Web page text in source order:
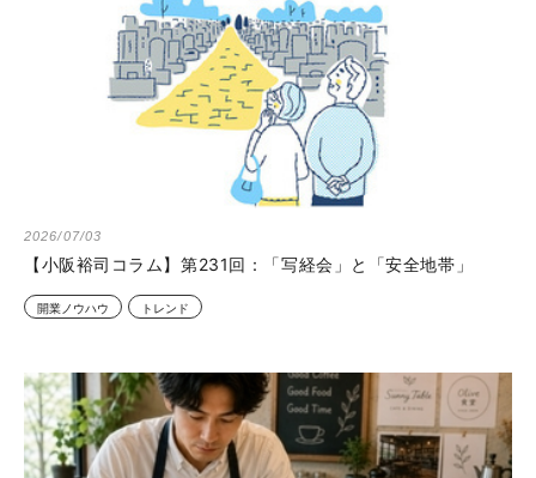
2026/07/03
【小阪裕司コラム】第231回：「写経会」と「安全地帯」
開業ノウハウ トレンド